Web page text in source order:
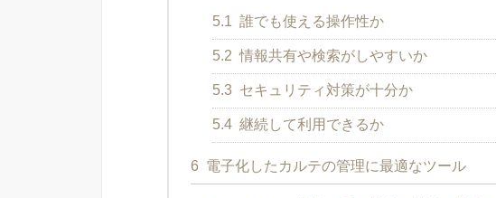
5.1 誰でも使える操作性か
5.2 情報共有や検索がしやすいか
5.3 セキュリティ対策が十分か
5.4 継続して利用できるか
6 電子化したカルテの管理に最適なツール